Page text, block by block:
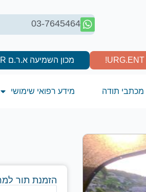
03-7645464
מכון השמיעה א.ר.ם H.EAR
מכתבי תודה מידע רפואי שימושי
הזמנת תור